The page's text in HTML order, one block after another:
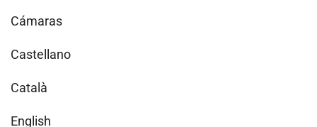
Cámaras
Castellano
Català
English